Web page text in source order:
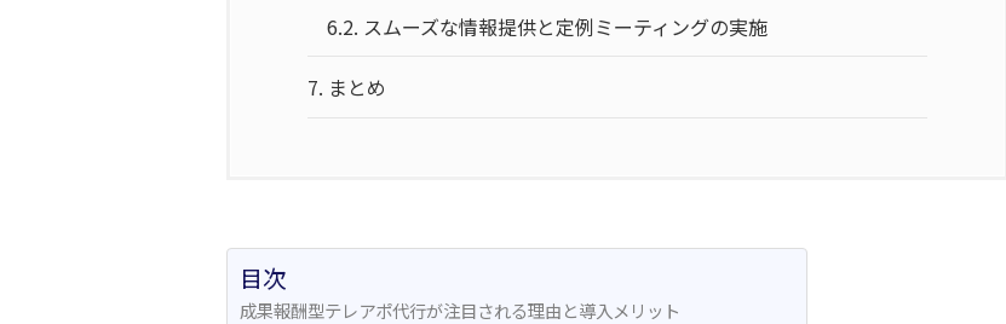
6.2. スムーズな情報提供と定例ミーティングの実施
7. まとめ
目次
成果報酬型テレアポ代行が注目される理由と導入メリット